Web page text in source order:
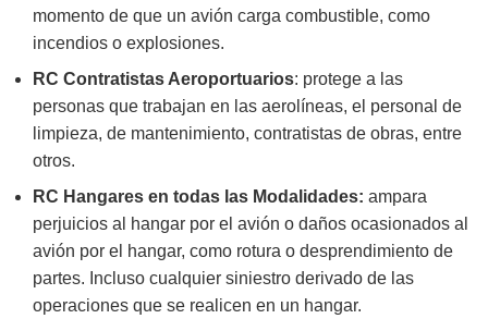
momento de que un avión carga combustible, como
incendios o explosiones.
RC Contratistas Aeroportuarios: protege a las
personas que trabajan en las aerolíneas, el personal de
limpieza, de mantenimiento, contratistas de obras, entre
otros.
RC Hangares en todas las Modalidades: ampara
perjuicios al hangar por el avión o daños ocasionados al
avión por el hangar, como rotura o desprendimiento de
partes. Incluso cualquier siniestro derivado de las
operaciones que se realicen en un hangar.